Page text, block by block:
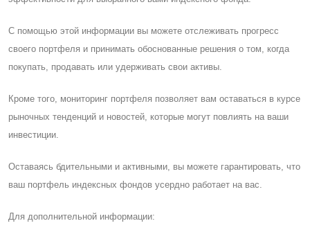
C помощью этой информации вы можете отслеживать прогресс
своего портфеля и принимать обоснованные решения о том, когда
покупать, продавать или удерживать свои активы.
Кроме того, мониторинг портфеля позволяет вам оставаться в курсе
рыночных тенденций и новостей, которые могут повлиять на ваши
инвестиции.
Оставаясь бдительными и активными, вы можете гарантировать, что
ваш портфель индексных фондов усердно работает на вас.
Для дополнительной информации: